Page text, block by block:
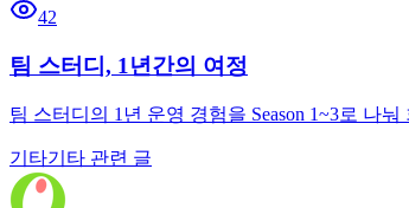
42
팀 스터디, 1년간의 여정
팀 스터디의 1년 운영 경험을 Season 1~3로 나
기타기타 관련 글